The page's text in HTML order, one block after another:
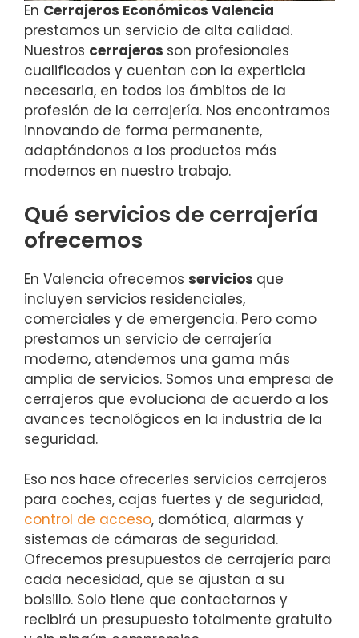
En Cerrajeros Económicos Valencia
prestamos un servicio de alta calidad.
Nuestros cerrajeros son profesionales
cualificados y cuentan con la experticia
necesaria, en todos los ámbitos de la
profesión de la cerrajería. Nos encontramos
innovando de forma permanente,
adaptándonos a los productos más
modernos en nuestro trabajo.
Qué servicios de cerrajería
ofrecemos
En Valencia ofrecemos servicios que
incluyen servicios residenciales,
comerciales y de emergencia. Pero como
prestamos un servicio de cerrajería
moderno, atendemos una gama más
amplia de servicios. Somos una empresa de
cerrajeros que evoluciona de acuerdo a los
avances tecnológicos en la industria de la
seguridad.
Eso nos hace ofrecerles servicios cerrajeros
para coches, cajas fuertes y de seguridad,
control de acceso, domótica, alarmas y
sistemas de cámaras de seguridad.
Ofrecemos presupuestos de cerrajería para
cada necesidad, que se ajustan a su
bolsillo. Solo tiene que contactarnos y
recibirá un presupuesto totalmente gratuito